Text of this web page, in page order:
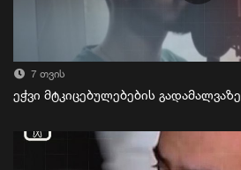
7 თვის
ეჭვი მტკიცებულებების გადამალვაზე